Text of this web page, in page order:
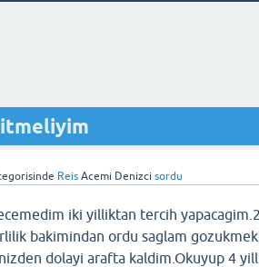
Reis Acemi Denizci sordu
iki yilliktan tercih
bakimindan ordu saglam
dolayi arafta kaldim.Okuyup 4